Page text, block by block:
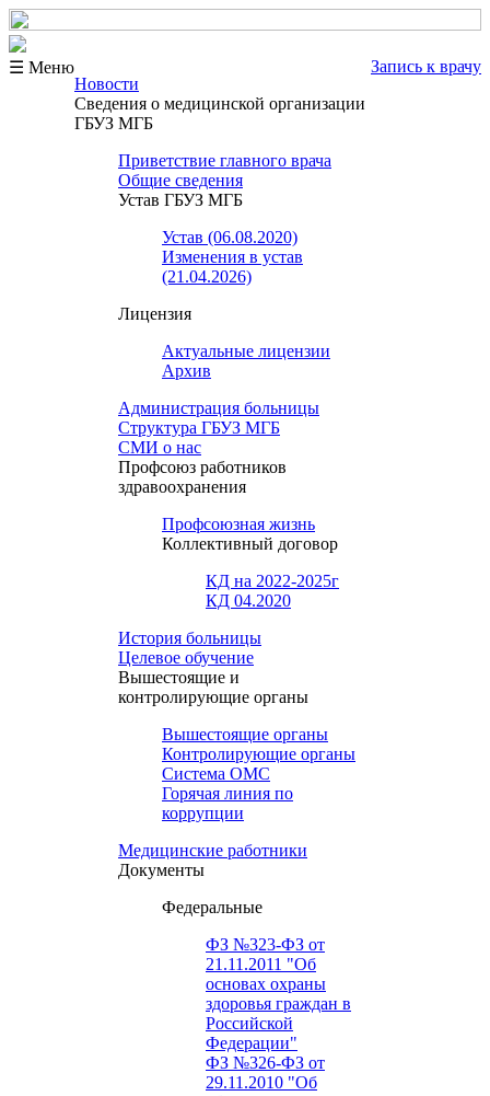
☰ Меню
Запись к врачу
Новости
Сведения о медицинской организации
ГБУЗ МГБ
Приветствие главного врача
Общие сведения
Устав ГБУЗ МГБ
Устав (06.08.2020)
Изменения в устав
(21.04.2026)
Лицензия
Актуальные лицензии
Архив
Администрация больницы
Структура ГБУЗ МГБ
СМИ о нас
Профсоюз работников
здравоохранения
Профсоюзная жизнь
Коллективный договор
КД на 2022-2025г
КД 04.2020
История больницы
Целевое обучение
Вышестоящие и
контролирующие органы
Вышестоящие органы
Контролирующие органы
Система ОМС
Горячая линия по
коррупции
Медицинские работники
Документы
Федеральные
ФЗ №323-ФЗ от
21.11.2011 "Об
основах охраны
здоровья граждан в
Российской
Федерации"
ФЗ №326-ФЗ от
29.11.2010 "Об